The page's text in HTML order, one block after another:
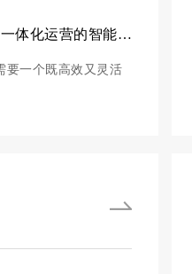
软程科技自研管理系统：一体化运营的智能中枢
要一个既高效又灵活